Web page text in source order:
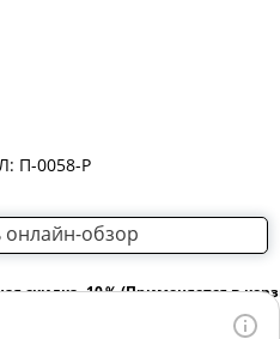
П-0058-Р
онлайн-обзор
скидка -10％ (Применяется в